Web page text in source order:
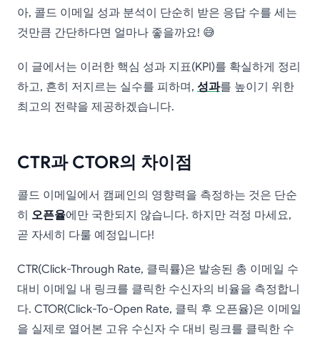
아, 콜드 이메일 성과 분석이 단순히 받은 응답 수를 세는
것만큼 간단하다면 얼마나 좋을까요! 😅
이 글에서는 이러한 핵심 성과 지표(KPI)를 확실하게 정리
하고, 흔히 저지르는 실수를 피하며, 성과를 높이기 위한
최고의 전략을 제공하겠습니다.
CTR과 CTOR의 차이점
콜드 이메일에서 캠페인의 영향력을 측정하는 것은 단순
히 오픈율에만 국한되지 않습니다. 하지만 걱정 마세요,
곧 자세히 다룰 예정입니다!
CTR(Click-Through Rate, 클릭률)은 발송된 총 이메일 수
대비 이메일 내 링크를 클릭한 수신자의 비율을 측정합니
다. CTOR(Click-To-Open Rate, 클릭 후 오픈율)은 이메일
을 실제로 열어본 고유 수신자 수 대비 링크를 클릭한 수